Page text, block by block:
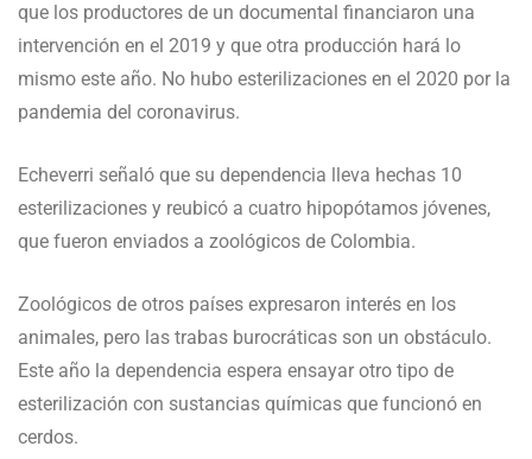
que los productores de un documental financiaron una
intervención en el 2019 y que otra producción hará lo
mismo este año. No hubo esterilizaciones en el 2020 por la
pandemia del coronavirus.
Echeverri señaló que su dependencia lleva hechas 10
esterilizaciones y reubicó a cuatro hipopótamos jóvenes,
que fueron enviados a zoológicos de Colombia.
Zoológicos de otros países expresaron interés en los
animales, pero las trabas burocráticas son un obstáculo.
Este año la dependencia espera ensayar otro tipo de
esterilización con sustancias químicas que funcionó en
cerdos.